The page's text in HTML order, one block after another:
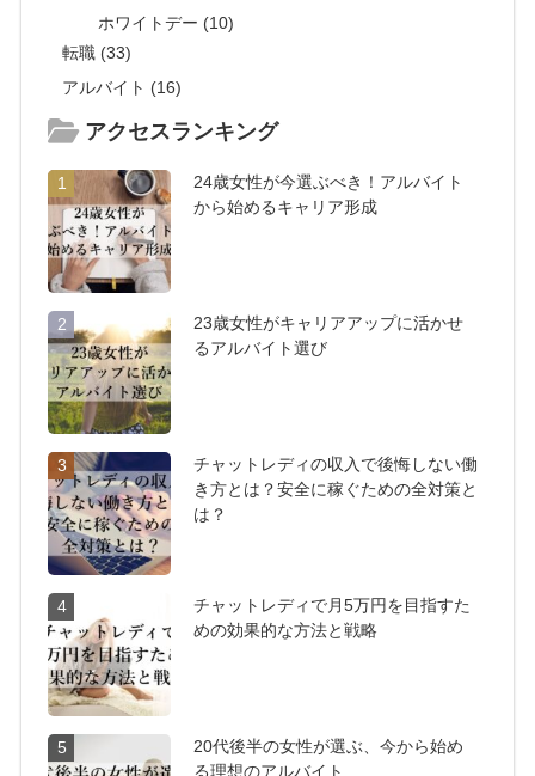
ホワイトデー (10)
転職 (33)
アルバイト (16)
アクセスランキング
1
24歳女性が今選ぶべき！アルバイト
から始めるキャリア形成
2
23歳女性がキャリアアップに活かせ
るアルバイト選び
3
チャットレディの収入で後悔しない働
き方とは？安全に稼ぐための全対策と
は？
4
チャットレディで月5万円を目指すた
めの効果的な方法と戦略
5
20代後半の女性が選ぶ、今から始め
る理想のアルバイト